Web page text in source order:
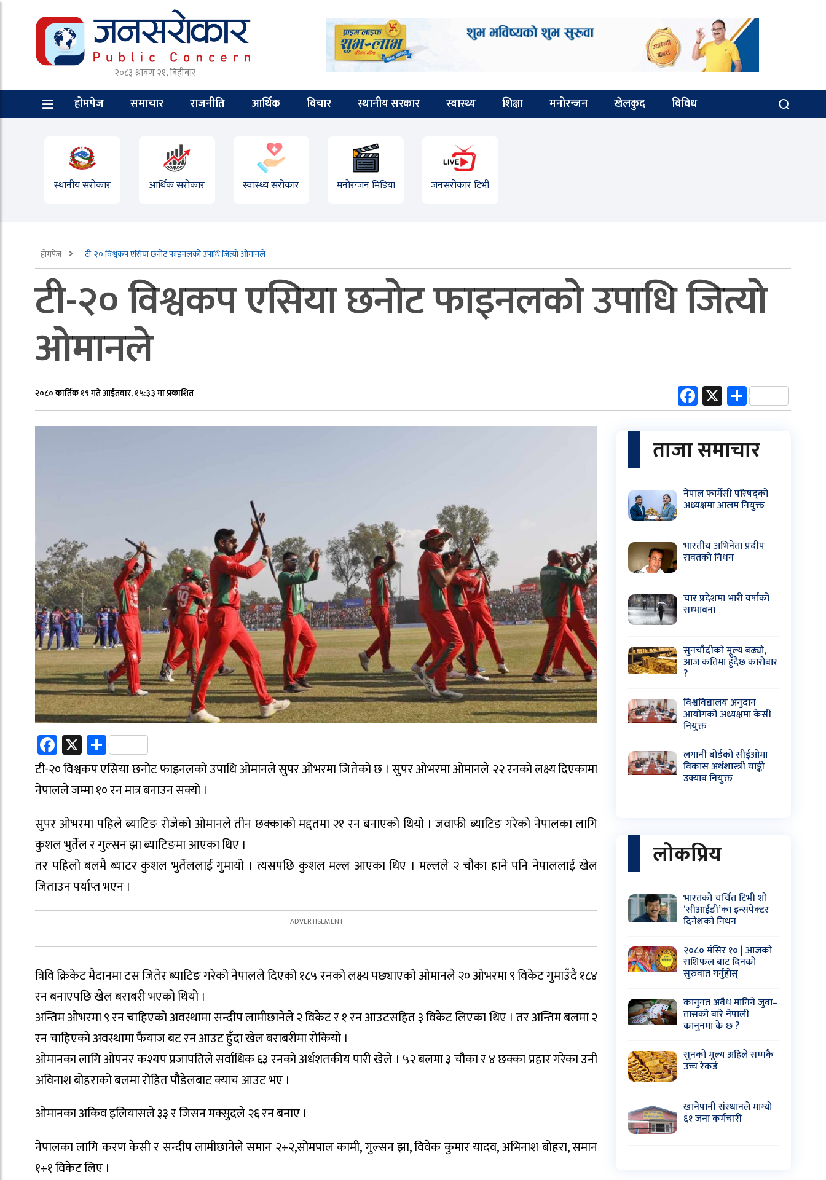
२०८३ श्रावण २१, बिहीबार
होमपेज समाचार राजनीति आर्थिक विचार स्थानीय सरकार स्वास्थ्य शिक्षा मनोरन्जन खेलकुद विविध
स्थानीय सरोकार आर्थिक सरोकार स्वास्थ्य सरोकार मनोरन्जन मिडिया जनसरोकार टिभी
होमपेज टी-२० विश्वकप एसिया छनोट फाइनलको उपाधि जित्यो ओमानले
टी-२० विश्वकप एसिया छनोट फाइनलको उपाधि जित्यो
ओमानले
२०८० कार्तिक १९ गते आईतवार, १५:३३ मा प्रकाशित Facebook
XShare
Facebook
X Share
टी-२० विश्वकप एसिया छनोट फाइनलको उपाधि ओमानले सुपर ओभरमा जितेको छ । सुपर ओभरमा ओमानले २२ रनको लक्ष्य दिएकामा
नेपालले जम्मा १० रन मात्र बनाउन सक्यो ।
सुपर ओभरमा पहिले ब्याटिङ रोजेको ओमानले तीन छक्काको मद्दतमा २१ रन बनाएको थियो । जवाफी ब्याटिङ गरेको नेपालका लागि
कुशल भुर्तेल र गुल्सन झा ब्याटिङमा आएका थिए ।
तर पहिलो बलमै ब्याटर कुशल भुर्तेललाई गुमायो । त्यसपछि कुशल मल्ल आएका थिए । मल्लले २ चौका हाने पनि नेपाललाई खेल
जिताउन पर्याप्त भएन ।
त्रिवि क्रिकेट मैदानमा टस जितेर ब्याटिङ गरेको नेपालले दिएको १८५ रनको लक्ष्य पछ्याएको ओमानले २० ओभरमा ९ विकेट गुमाउँदै १८४
रन बनाएपछि खेल बराबरी भएको थियो ।
अन्तिम ओभरमा ९ रन चाहिएको अवस्थामा सन्दीप लामीछानेले २ विकेट र १ रन आउटसहित ३ विकेट लिएका थिए । तर अन्तिम बलमा २
रन चाहिएको अवस्थामा फैयाज बट रन आउट हुँदा खेल बराबरीमा रोकियो ।
ओमानका लागि ओपनर कश्यप प्रजापतिले सर्वाधिक ६३ रनको अर्धशतकीय पारी खेले । ५२ बलमा ३ चौका र ४ छक्का प्रहार गरेका उनी
अविनाश बोहराको बलमा रोहित पौडेलबाट क्याच आउट भए ।
ओमानका अकिव इलियासले ३३ र जिसन मक्सुदले २६ रन बनाए ।
नेपालका लागि करण केसी र सन्दीप लामीछानेले समान २÷२,सोमपाल कामी, गुल्सन झा, विवेक कुमार यादव, अभिनाश बोहरा, समान
१÷१ विकेट लिए ।
ताजा समाचार
नेपाल फार्मेसी परिषद्को
अध्यक्षमा आलम नियुक्त
भारतीय अभिनेता प्रदीप
रावतको निधन
चार प्रदेशमा भारी वर्षाको
सम्भावना
सुनचाँदीको मूल्य बढ्यो,
आज कतिमा हुँदैछ कारोबार
?
विश्वविद्यालय अनुदान
आयोगको अध्यक्षमा केसी
नियुक्त
लगानी बोर्डको सीईओमा
विकास अर्थशास्त्री याङ्की
उक्याब नियुक्त
लोकप्रिय
भारतको चर्चित टिभी शो
‘सीआईडी’का इन्सपेक्टर
दिनेशको निधन
२०८० मंसिर १० | आजको
राशिफल बाट दिनको
सुरुवात गर्नुहोस्
कानुनत अवैध मानिने जुवा–
तासको बारे नेपाली
कानुनमा के छ ?
सुनको मूल्य अहिले सम्मकै
उच्च रेकर्ड
खानेपानी संस्थानले माग्यो
६१ जना कर्मचारी